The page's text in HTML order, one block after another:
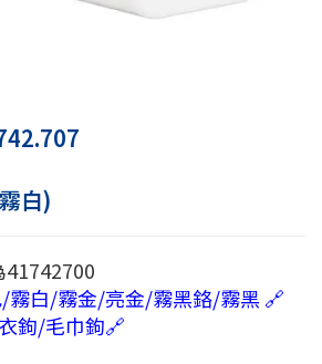
白)
霧白/霧金/亮金/霧黑鉻/霧黑 🔗
鉤/毛巾鉤🔗